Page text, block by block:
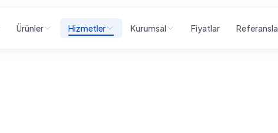
Ürünler Hizmetler Kurumsal Fiyatlar